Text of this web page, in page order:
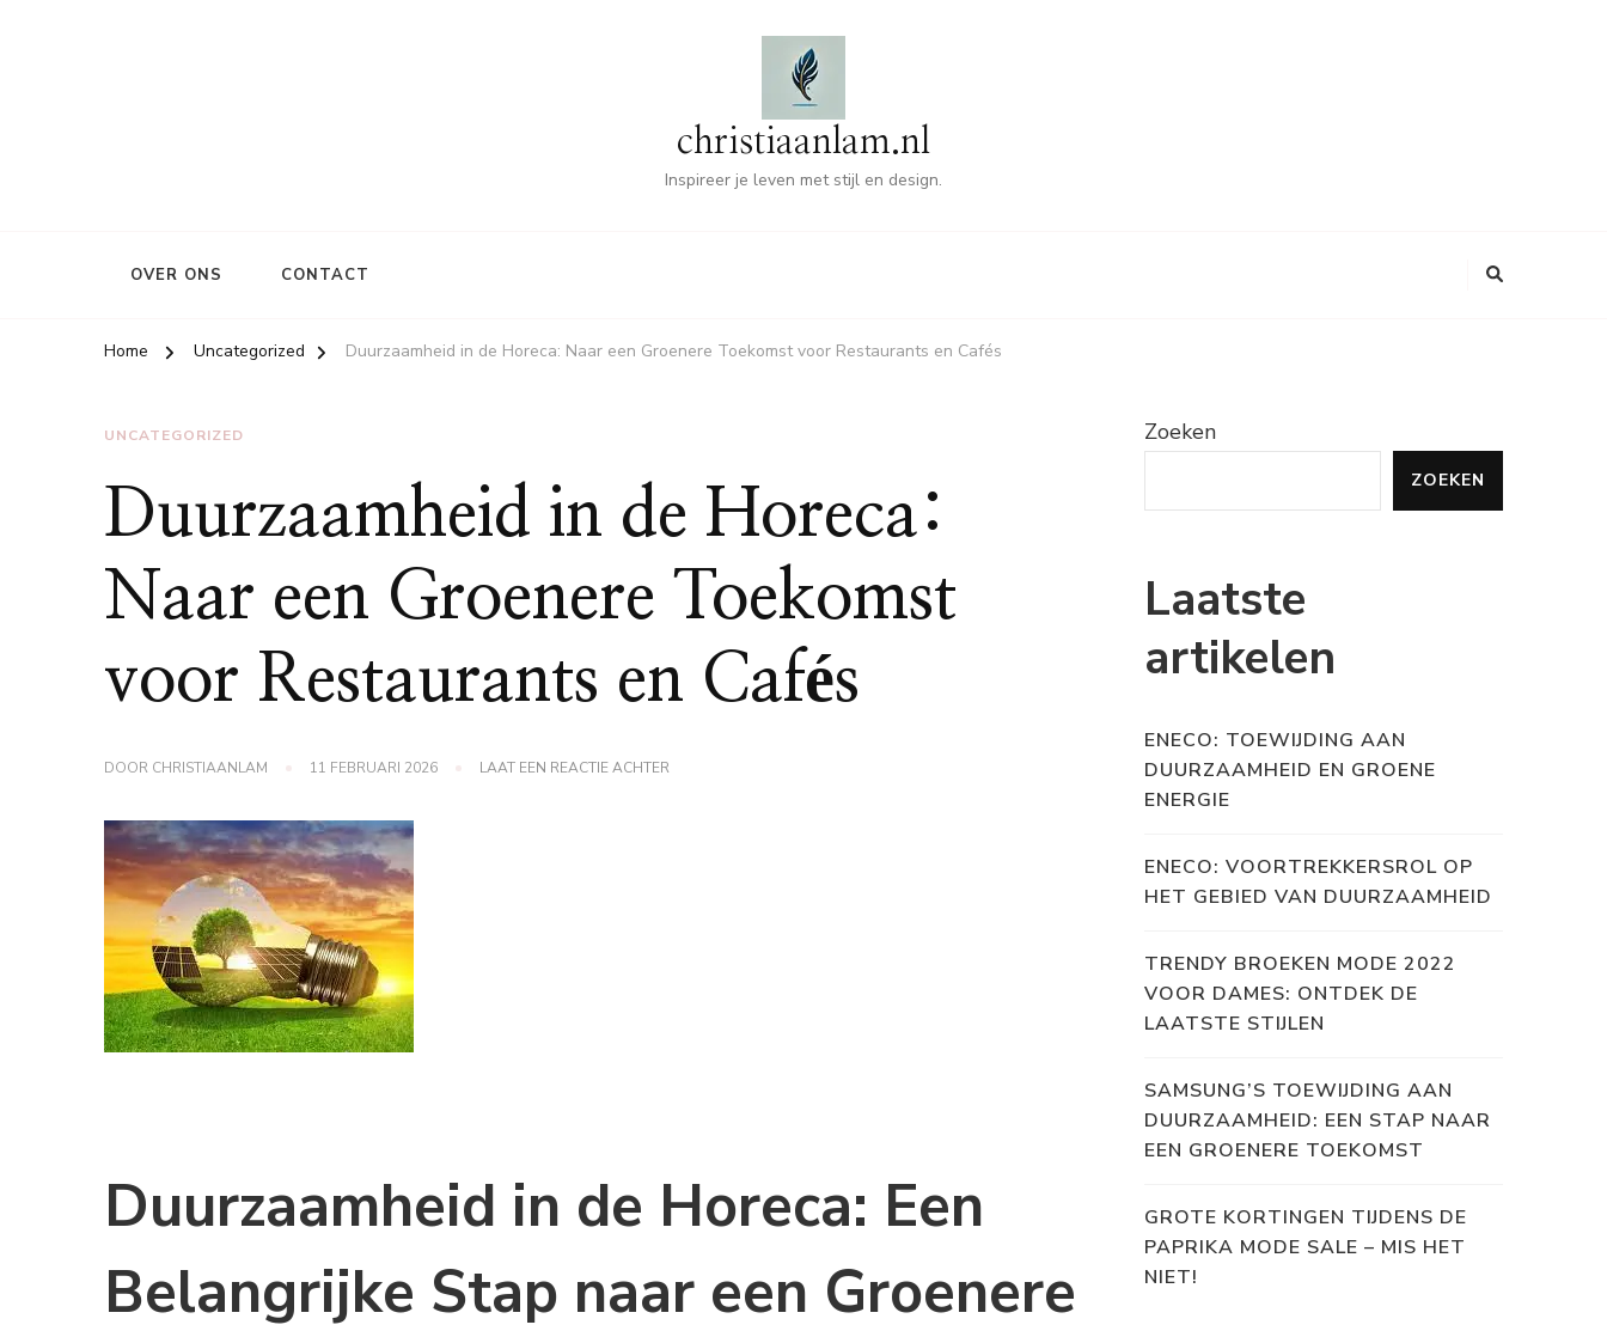
christiaanlam.nl
Inspireer je leven met stijl en design.
OVER ONS CONTACT
Home Uncategorized Duurzaamheid in de Horeca: Naar een Groenere Toekomst voor Restaurants en Cafés
UNCATEGORIZED
Duurzaamheid in de Horeca:
Naar een Groenere Toekomst
voor Restaurants en Cafés
DOOR CHRISTIAANLAM 11 FEBRUARI 2026 LAAT EEN REACTIE ACHTER
Duurzaamheid in de Horeca: Een
Belangrijke Stap naar een Groenere
Zoeken
ZOEKEN
Laatste
artikelen
ENECO: TOEWIJDING AAN
DUURZAAMHEID EN GROENE
ENERGIE
ENECO: VOORTREKKERSROL OP
HET GEBIED VAN DUURZAAMHEID
TRENDY BROEKEN MODE 2022
VOOR DAMES: ONTDEK DE
LAATSTE STIJLEN
SAMSUNG’S TOEWIJDING AAN
DUURZAAMHEID: EEN STAP NAAR
EEN GROENERE TOEKOMST
GROTE KORTINGEN TIJDENS DE
PAPRIKA MODE SALE – MIS HET
NIET!